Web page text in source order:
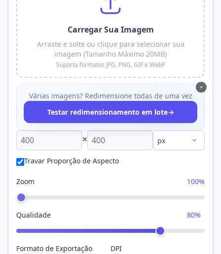
Carregar Sua Imagem
Arraste e solte ou clique para selecionar sua
imagem (Tamanho Máximo 20MB)
Suporta formatos JPG, PNG, GIF e WebP
×
Várias imagens? Redimensione todas de uma vez
Testar redimensionamento em lote→
×
Travar Proporção de Aspecto
Zoom 100%
Qualidade 80%
Formato de Exportação DPI